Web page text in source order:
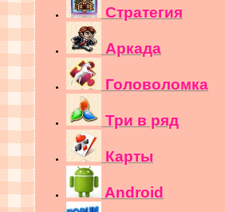
Стратегия
Аркада
Головоломка
Три в ряд
Карты
Android